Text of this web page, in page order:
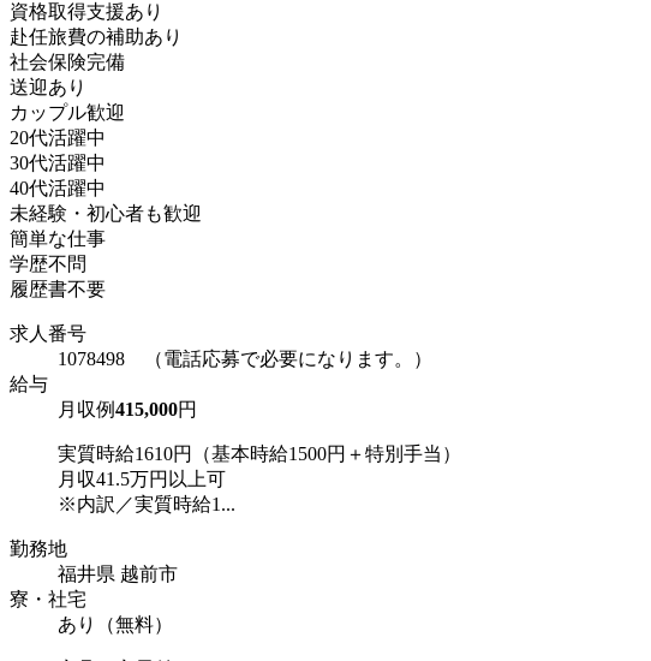
資格取得支援あり
赴任旅費の補助あり
社会保険完備
送迎あり
カップル歓迎
20代活躍中
30代活躍中
40代活躍中
未経験・初心者も歓迎
簡単な仕事
学歴不問
履歴書不要
求人番号
1078498 （電話応募で必要になります。）
給与
月収例415,000円
実質時給1610円（基本時給1500円＋特別手当）
月収41.5万円以上可
※内訳／実質時給1...
勤務地
福井県 越前市
寮・社宅
あり（無料）